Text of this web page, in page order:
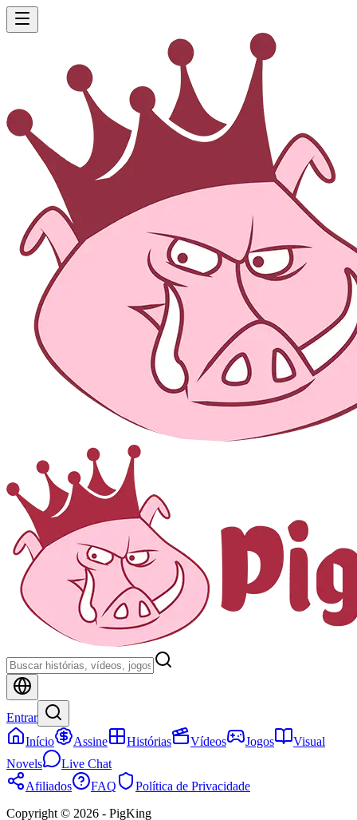
Entrar
Início
Assine Histórias Vídeos Jogos
Visual
Novels
Live Chat
Afiliados
FAQ
Política de Privacidade
Copyright © 2026 - PigKing